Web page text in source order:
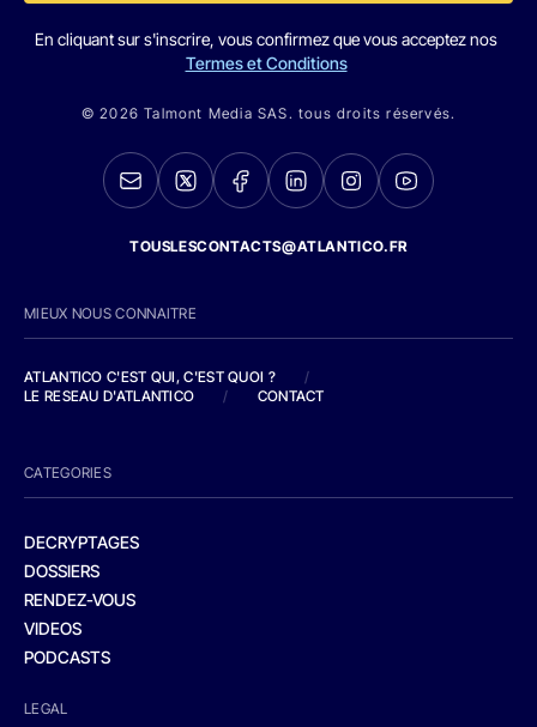
En cliquant sur s'inscrire, vous confirmez que vous acceptez nos
Termes et Conditions
© 2026 Talmont Media SAS. tous droits réservés.
TOUSLESCONTACTS@ATLANTICO.FR
MIEUX NOUS CONNAITRE
ATLANTICO C'EST QUI, C'EST QUOI ?
/
LE RESEAU D'ATLANTICO
/ CONTACT
CATEGORIES
DECRYPTAGES
DOSSIERS
RENDEZ-VOUS
VIDEOS
PODCASTS
LEGAL